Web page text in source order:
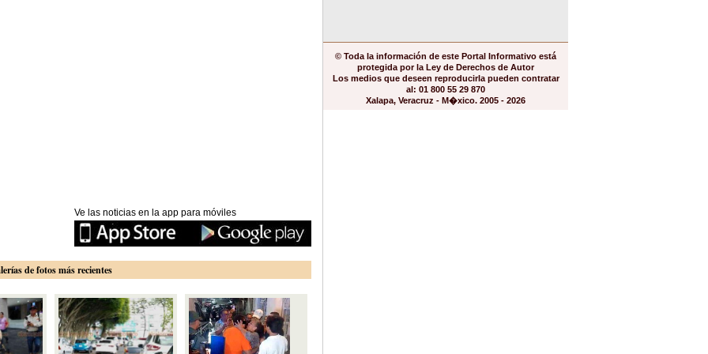
Ve las noticias en la app para móviles
de fotos más recientes
© Toda la información de este Portal Informativo está
protegida por la Ley de Derechos de Autor
Los medios que deseen reproducirla pueden contratar
al: 01 800 55 29 870
Xalapa, Veracruz - M�xico. 2005 - 2026